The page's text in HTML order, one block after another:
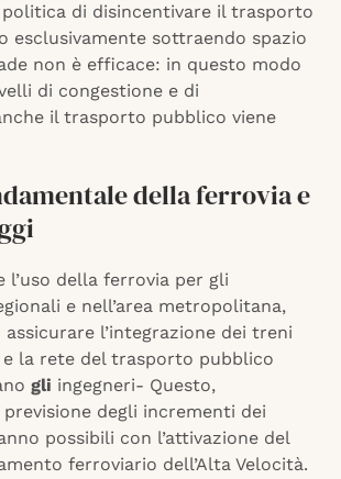
politica di disincentivare il trasporto
esclusivamente sottraendo spazio
non è efficace: in questo modo
di congestione e di
il trasporto pubblico viene
della ferrovia e
l’uso della ferrovia per gli
e nell’area metropolitana,
l’integrazione dei treni
la rete del trasporto pubblico
gli ingegneri- Questo,
degli incrementi dei
possibili con l’attivazione del
ferroviario dell’Alta Velocità.